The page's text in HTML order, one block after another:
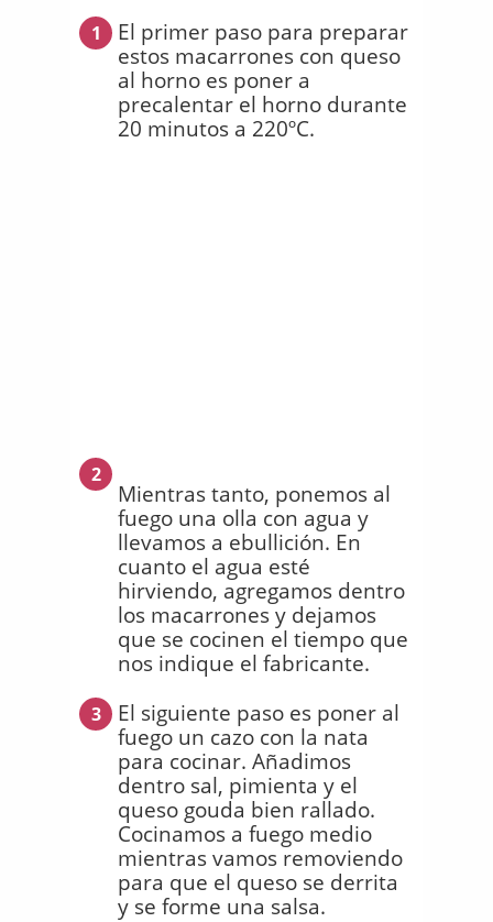
1
El primer paso para preparar
estos macarrones con queso
al horno es poner a
precalentar el horno durante
20 minutos a 220ºC.
2
Mientras tanto, ponemos al
fuego una olla con agua y
llevamos a ebullición. En
cuanto el agua esté
hirviendo, agregamos dentro
los macarrones y dejamos
que se cocinen el tiempo que
nos indique el fabricante.
3
El siguiente paso es poner al
fuego un cazo con la nata
para cocinar. Añadimos
dentro sal, pimienta y el
queso gouda bien rallado.
Cocinamos a fuego medio
mientras vamos removiendo
para que el queso se derrita
y se forme una salsa.